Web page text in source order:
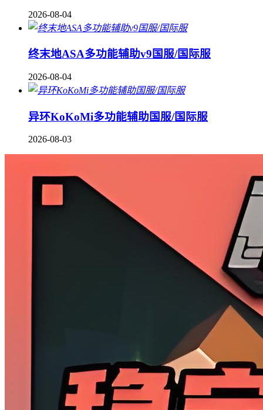
2026-08-04
终末地ASA多功能辅助v9国服/国际服
2026-08-04
异环KoKoMi多功能辅助国服/国际服
2026-08-03